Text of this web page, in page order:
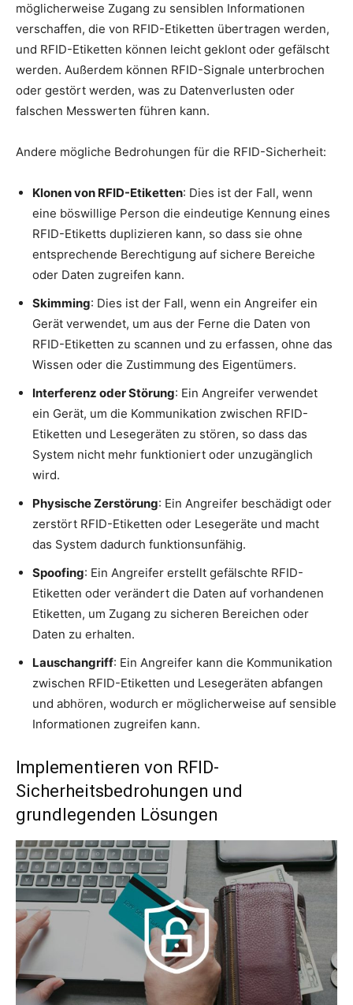
möglicherweise Zugang zu sensiblen Informationen
verschaffen, die von RFID-Etiketten übertragen werden,
und RFID-Etiketten können leicht geklont oder gefälscht
werden. Außerdem können RFID-Signale unterbrochen
oder gestört werden, was zu Datenverlusten oder
falschen Messwerten führen kann.
Andere mögliche Bedrohungen für die RFID-Sicherheit:
Klonen von RFID-Etiketten: Dies ist der Fall, wenn
eine böswillige Person die eindeutige Kennung eines
RFID-Etiketts duplizieren kann, so dass sie ohne
entsprechende Berechtigung auf sichere Bereiche
oder Daten zugreifen kann.
Skimming: Dies ist der Fall, wenn ein Angreifer ein
Gerät verwendet, um aus der Ferne die Daten von
RFID-Etiketten zu scannen und zu erfassen, ohne das
Wissen oder die Zustimmung des Eigentümers.
Interferenz oder Störung: Ein Angreifer verwendet
ein Gerät, um die Kommunikation zwischen RFID-
Etiketten und Lesegeräten zu stören, so dass das
System nicht mehr funktioniert oder unzugänglich
wird.
Physische Zerstörung: Ein Angreifer beschädigt oder
zerstört RFID-Etiketten oder Lesegeräte und macht
das System dadurch funktionsunfähig.
Spoofing: Ein Angreifer erstellt gefälschte RFID-
Etiketten oder verändert die Daten auf vorhandenen
Etiketten, um Zugang zu sicheren Bereichen oder
Daten zu erhalten.
Lauschangriff: Ein Angreifer kann die Kommunikation
zwischen RFID-Etiketten und Lesegeräten abfangen
und abhören, wodurch er möglicherweise auf sensible
Informationen zugreifen kann.
Implementieren von RFID-
Sicherheitsbedrohungen und
grundlegenden Lösungen